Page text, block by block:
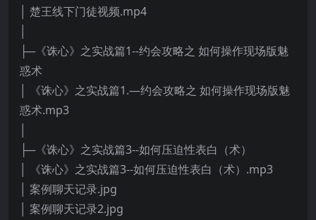
│ 楚王线下门徒视频.mp4
├─《诛心》之实战篇1--约会攻略之 如何操作现场版魅
惑术
│ 《诛心》之实战篇1.—约会攻略之 如何操作现场版魅
惑术.mp3
├─《诛心》之实战篇3--如何压迫性表白（术）
│ 《诛心》之实战篇3--如何压迫性表白（术）.mp3
│ 案例聊天记录.jpg
│ 案例聊天记录2.jpg